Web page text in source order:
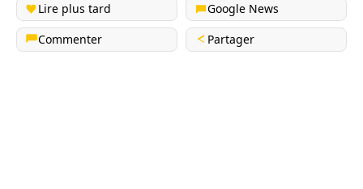
Lire plus tard
Google News
Commenter
Partager